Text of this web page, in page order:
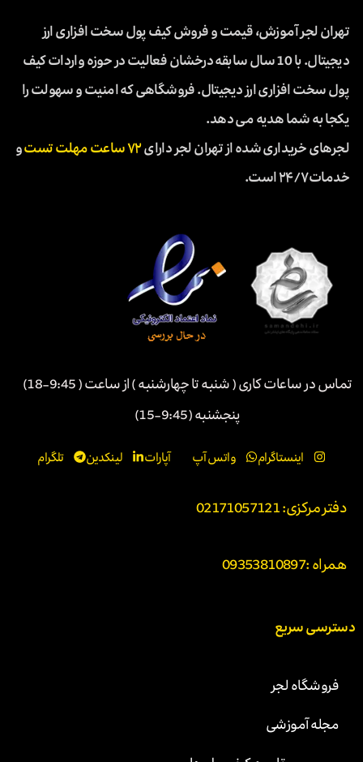
تهران لجر آموزش، قیمت و فروش کیف پول سخت افزاری ارز
دیجیتال. با 10 سال سابقه درخشان فعالیت در حوزه واردات کیف
پول سخت افزاری ارز دیجیتال. فروشگاهی که امنیت و سهولت را
یکجا به شما هدیه می دهد.
لجرهای خریداری شده از تهران لجر دارای۷۲ ساعت مهلت تست
و
خدمات ۲۴/۷ است.
تماس در ساعات کاری ( شنبه تا چهارشنبه ) از ساعت ( 9:45-18)
پنجشنبه (9:45-15)
اینستاگرام واتس آپ آپارات لینکدین تلگرام
دفتر مرکزی: 02171057121
همراه :09353810897
دسترسی سریع
فروشگاه لجر
مجله آموزشی